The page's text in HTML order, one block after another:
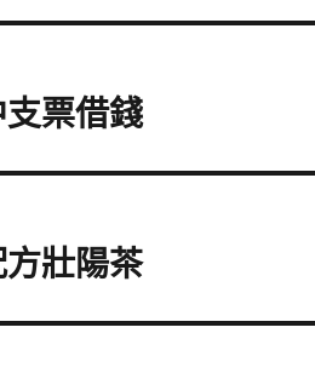
票借錢
壯陽茶